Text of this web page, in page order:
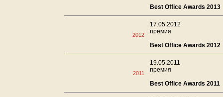
Best Office Awards 2013
2012
17.05.2012
премия
Best Office Awards 2012
2011
19.05.2011
премия
Best Office Awards 2011